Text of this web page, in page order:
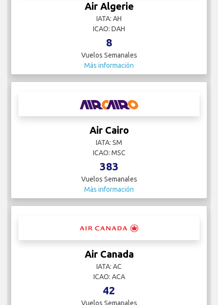
Air Algerie
IATA: AH
ICAO: DAH
8
Vuelos Semanales
Más información
Air Cairo
IATA: SM
ICAO: MSC
383
Vuelos Semanales
Más información
Air Canada
IATA: AC
ICAO: ACA
42
Vuelos Semanales